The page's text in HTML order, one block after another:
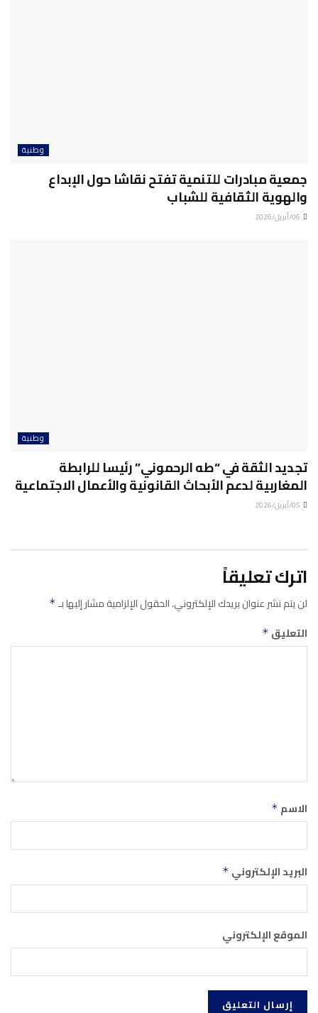
وطنية
جمعية مبادرات للتنمية تفتح نقاشا حول الإبداع
والهوية الثقافية للشباب
وطنية
تجديد الثقة في “طه الرحموني” رئيسا للرابطة
المغاربية لدعم الأبحاث القانونية والأعمال الاجتماعية
اترك تعليقاً
لن يتم نشر عنوان بريدك الإلكتروني.الحقول الإلزامية مشار إليها بـ*
التعليق *
الاسم *
البريد الإلكتروني *
الموقع الإلكتروني